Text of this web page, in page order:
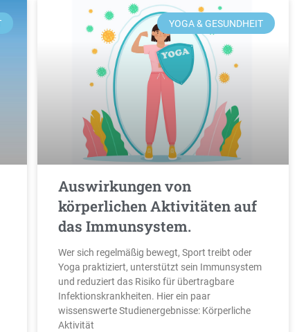
YOGA & GESUNDHEIT
Auswirkungen von
körperlichen Aktivitäten auf
das Immunsystem.
Wer sich regelmäßig bewegt, Sport treibt oder
Yoga praktiziert, unterstützt sein Immunsystem
und reduziert das Risiko für übertragbare
Infektionskrankheiten. Hier ein paar
wissenswerte Studienergebnisse: Körperliche
Aktivität